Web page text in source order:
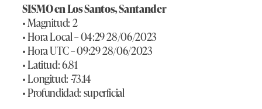
SISMO en Los Santos, Santander
• Magnitud: 2
• Hora Local – 04:29 28/06/2023
• Hora UTC – 09:29 28/06/2023
• Latitud: 6.81
• Longitud: -73.14
• Profundidad: superficial